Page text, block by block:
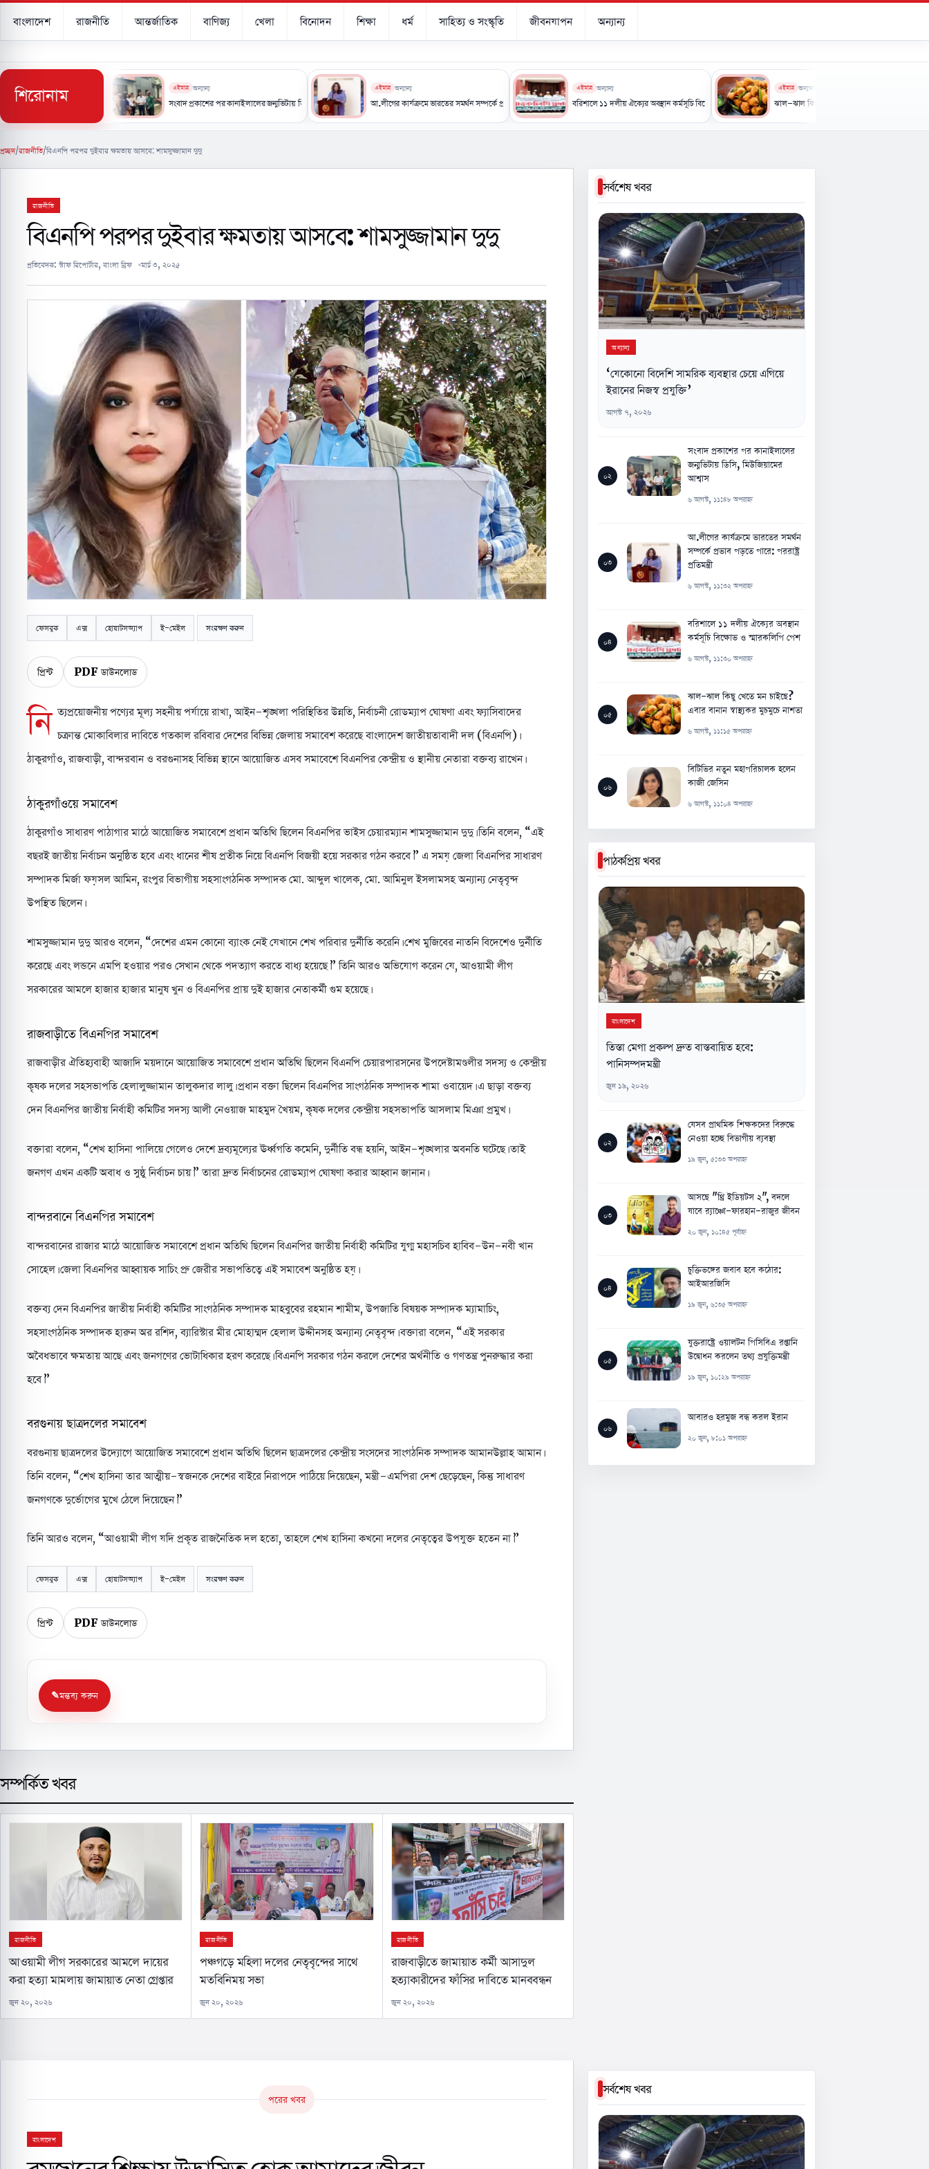
বাংলাদেশ রাজনীতি আন্তর্জাতিক বাণিজ্য খেলা বিনোদন শিক্ষা ধর্ম সাহিত্য ও সংস্কৃতি জীবনযাপন অন্যান্য
শিরোনাম
চেয়ে এগিয়ে ইরানের নিজস্ব প্রযুক্তি’
এইমাত্র অন্যান্য
সংবাদ প্রকাশের পর কানাইলালের জন্মভিটায় ডিসি, মিউজিয়ামের আশ্বাস
এইমাত্র অন্যান্য
আ.লীগের কার্যক্রমে ভারতের সমর্থন সম্পর্কে প্রভাব পড়তে পারে: পররাষ্ট্র প্রতিমন্ত্রী
এইমাত্র অন্যান্য
বরিশালে ১১ দলীয় ঐক্যের অবস্থান কর্মসূচি বিক্ষোভ ও স্মারকলিপি পেশ
এইমাত্র অন্যান্য
ঝাল-ঝাল কিছু খেতে মন চাইছে? এবার বানান স্বাস্থ্যকর মুচমুচে
প্রচ্ছদ/রাজনীতি/বিএনপি পরপর দুইবার ক্ষমতায় আসবে: শামসুজ্জামান দুদু
রাজনীতি
বিএনপি পরপর দুইবার ক্ষমতায় আসবে: শামসুজ্জামান দুদু
প্রতিবেদক: স্টাফ রিপোর্টার, বাংলা ব্রিফ মার্চ ৩, ২০২৫
ফেসবুক এক্স হোয়াটসঅ্যাপ ই-মেইল সংরক্ষণ করুন
প্রিন্ট PDF ডাউনলোড
নি ত্যপ্রয়োজনীয় পণ্যের মূল্য সহনীয় পর্যায়ে রাখা, আইন-শৃঙ্খলা পরিস্থিতির উন্নতি, নির্বাচনী রোডম্যাপ ঘোষণা এবং ফ্যাসিবাদের
চক্রান্ত মোকাবিলার দাবিতে গতকাল রবিবার দেশের বিভিন্ন জেলায় সমাবেশ করেছে বাংলাদেশ জাতীয়তাবাদী দল (বিএনপি)।
ঠাকুরগাঁও, রাজবাড়ী, বান্দরবান ও বরগুনাসহ বিভিন্ন স্থানে আয়োজিত এসব সমাবেশে বিএনপির কেন্দ্রীয় ও স্থানীয় নেতারা বক্তব্য রাখেন।
ঠাকুরগাঁওয়ে সমাবেশ
ঠাকুরগাঁও সাধারণ পাঠাগার মাঠে আয়োজিত সমাবেশে প্রধান অতিথি ছিলেন বিএনপির ভাইস চেয়ারম্যান শামসুজ্জামান দুদু। তিনি বলেন, “এই
বছরই জাতীয় নির্বাচন অনুষ্ঠিত হবে এবং ধানের শীষ প্রতীক নিয়ে বিএনপি বিজয়ী হয়ে সরকার গঠন করবে।” এ সময় জেলা বিএনপির সাধারণ
সম্পাদক মির্জা ফয়সল আমিন, রংপুর বিভাগীয় সহসাংগঠনিক সম্পাদক মো. আব্দুল খালেক, মো. আমিনুল ইসলামসহ অন্যান্য নেতৃবৃন্দ
উপস্থিত ছিলেন।
শামসুজ্জামান দুদু আরও বলেন, “দেশের এমন কোনো ব্যাংক নেই যেখানে শেখ পরিবার দুর্নীতি করেনি। শেখ মুজিবের নাতনি বিদেশেও দুর্নীতি
করেছে এবং লন্ডনে এমপি হওয়ার পরও সেখান থেকে পদত্যাগ করতে বাধ্য হয়েছে।” তিনি আরও অভিযোগ করেন যে, আওয়ামী লীগ
সরকারের আমলে হাজার হাজার মানুষ খুন ও বিএনপির প্রায় দুই হাজার নেতাকর্মী গুম হয়েছে।
রাজবাড়ীতে বিএনপির সমাবেশ
রাজবাড়ীর ঐতিহ্যবাহী আজাদি ময়দানে আয়োজিত সমাবেশে প্রধান অতিথি ছিলেন বিএনপি চেয়ারপারসনের উপদেষ্টামণ্ডলীর সদস্য ও কেন্দ্রীয়
কৃষক দলের সহসভাপতি হেলালুজ্জামান তালুকদার লালু। প্রধান বক্তা ছিলেন বিএনপির সাংগঠনিক সম্পাদক শামা ওবায়েদ। এ ছাড়া বক্তব্য
দেন বিএনপির জাতীয় নির্বাহী কমিটির সদস্য আলী নেওয়াজ মাহমুদ খৈয়ম, কৃষক দলের কেন্দ্রীয় সহসভাপতি আসলাম মিঞা প্রমুখ।
বক্তারা বলেন, “শেখ হাসিনা পালিয়ে গেলেও দেশে দ্রব্যমূল্যের ঊর্ধ্বগতি কমেনি, দুর্নীতি বন্ধ হয়নি, আইন-শৃঙ্খলার অবনতি ঘটেছে। তাই
জনগণ এখন একটি অবাধ ও সুষ্ঠু নির্বাচন চায়।” তারা দ্রুত নির্বাচনের রোডম্যাপ ঘোষণা করার আহ্বান জানান।
বান্দরবানে বিএনপির সমাবেশ
বান্দরবানের রাজার মাঠে আয়োজিত সমাবেশে প্রধান অতিথি ছিলেন বিএনপির জাতীয় নির্বাহী কমিটির যুগ্ম মহাসচিব হাবিব-উন-নবী খান
সোহেল। জেলা বিএনপির আহ্বায়ক সাচিং প্রু জেরীর সভাপতিত্বে এই সমাবেশ অনুষ্ঠিত হয়।
বক্তব্য দেন বিএনপির জাতীয় নির্বাহী কমিটির সাংগঠনিক সম্পাদক মাহবুবের রহমান শামীম, উপজাতি বিষয়ক সম্পাদক ম্যামাচিং,
সহসাংগঠনিক সম্পাদক হারুন অর রশিদ, ব্যারিস্টার মীর মোহাম্মদ হেলাল উদ্দীনসহ অন্যান্য নেতৃবৃন্দ। বক্তারা বলেন, “এই সরকার
অবৈধভাবে ক্ষমতায় আছে এবং জনগণের ভোটাধিকার হরণ করেছে। বিএনপি সরকার গঠন করলে দেশের অর্থনীতি ও গণতন্ত্র পুনরুদ্ধার করা
হবে।”
বরগুনায় ছাত্রদলের সমাবেশ
বরগুনায় ছাত্রদলের উদ্যোগে আয়োজিত সমাবেশে প্রধান অতিথি ছিলেন ছাত্রদলের কেন্দ্রীয় সংসদের সাংগঠনিক সম্পাদক আমানউল্লাহ আমান।
তিনি বলেন, “শেখ হাসিনা তার আত্মীয়-স্বজনকে দেশের বাইরে নিরাপদে পাঠিয়ে দিয়েছেন, মন্ত্রী-এমপিরা দেশ ছেড়েছেন, কিন্তু সাধারণ
জনগণকে দুর্ভোগের মুখে ঠেলে দিয়েছেন।”
তিনি আরও বলেন, “আওয়ামী লীগ যদি প্রকৃত রাজনৈতিক দল হতো, তাহলে শেখ হাসিনা কখনো দলের নেতৃত্বের উপযুক্ত হতেন না।”
ফেসবুক এক্স হোয়াটসঅ্যাপ ই-মেইল সংরক্ষণ করুন
প্রিন্ট PDF ডাউনলোড
মন্তব্য করুন
সম্পর্কিত খবর
রাজনীতি
আওয়ামী লীগ সরকারের আমলে দায়ের
করা হত্যা মামলায় জামায়াত নেতা গ্রেপ্তার
জুন ২০, ২০২৬
রাজনীতি
পঞ্চগড়ে মহিলা দলের নেতৃবৃন্দের সাথে
মতবিনিময় সভা
জুন ২০, ২০২৬
রাজনীতি
রাজবাড়ীতে জামায়াত কর্মী আসাদুল
হত্যাকারীদের ফাঁসির দাবিতে মানববন্ধন
জুন ২০, ২০২৬
সর্বশেষ খবর
অন্যান্য
‘যেকোনো বিদেশি সামরিক ব্যবস্থার চেয়ে এগিয়ে
ইরানের নিজস্ব প্রযুক্তি’
আগস্ট ৭, ২০২৬
০২
সংবাদ প্রকাশের পর কানাইলালের
জন্মভিটায় ডিসি, মিউজিয়ামের
আশ্বাস
৬ আগস্ট, ১১:৪৮ অপরাহ্ন
০৩
আ.লীগের কার্যক্রমে ভারতের সমর্থন
সম্পর্কে প্রভাব পড়তে পারে: পররাষ্ট্র
প্রতিমন্ত্রী
৬ আগস্ট, ১১:৩২ অপরাহ্ন
০৪
বরিশালে ১১ দলীয় ঐক্যের অবস্থান
কর্মসূচি বিক্ষোভ ও স্মারকলিপি পেশ
৬ আগস্ট, ১১:৩০ অপরাহ্ন
০৫
ঝাল-ঝাল কিছু খেতে মন চাইছে?
এবার বানান স্বাস্থ্যকর মুচমুচে নাশতা
৬ আগস্ট, ১১:১৫ অপরাহ্ন
০৬
বিটিভির নতুন মহাপরিচালক হলেন
কাজী জেসিন
৬ আগস্ট, ১১:০৪ অপরাহ্ন
পাঠকপ্রিয় খবর
বাংলাদেশ
তিস্তা মেগা প্রকল্প দ্রুত বাস্তবায়িত হবে:
পানিসম্পদমন্ত্রী
জুন ১৯, ২০২৬
০২
যেসব প্রাথমিক শিক্ষকদের বিরুদ্ধে
নেওয়া হচ্ছে বিভাগীয় ব্যবস্থা
১৯ জুন, ৫:৩৩ অপরাহ্ন
০৩
আসছে "থ্রি ইডিয়টস ২", বদলে
যাবে র‍্যাঞ্চো-ফারহান-রাজুর জীবন
২০ জুন, ১০:৪৫ পূর্বাহ্ন
০৪
চুক্তিভঙ্গের জবাব হবে কঠোর:
আইআরজিসি
১৯ জুন, ৬:৩৫ অপরাহ্ন
০৫
যুক্তরাষ্ট্রে ওয়ালটন পিসিবিএ রপ্তানি
উদ্বোধন করলেন তথ্য প্রযুক্তিমন্ত্রী
১৯ জুন, ১০:২৯ অপরাহ্ন
০৬
আবারও হরমুজ বন্ধ করল ইরান
২০ জুন, ৮:০১ অপরাহ্ন
পরের খবর
বাংলাদেশ
সর্বশেষ খবর